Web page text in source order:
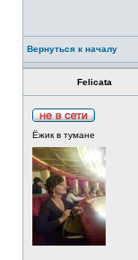
Вернуться к началу
Felicata
Ёжик в тумане